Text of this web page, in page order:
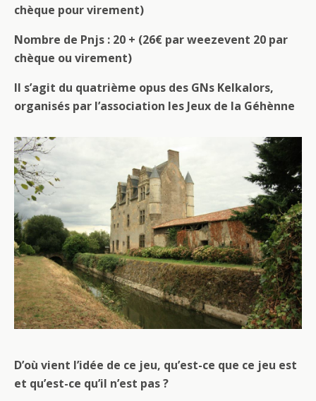
chèque pour virement)
Nombre de Pnjs : 20 + (26€ par weezevent 20 par
chèque ou virement)
Il s’agit du quatrième opus des GNs Kelkalors,
organisés par l’association les Jeux de la Géhènne
D’où vient l’idée de ce jeu, qu’est-ce que ce jeu est
et qu’est-ce qu’il n’est pas ?